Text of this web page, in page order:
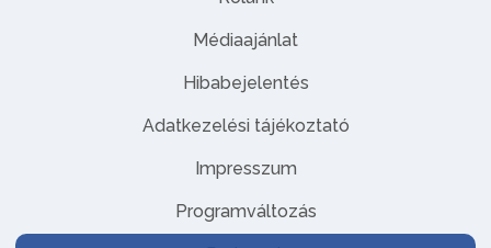
Médiaajánlat
Hibabejelentés
Adatkezelési tájékoztató
Impresszum
Programváltozás